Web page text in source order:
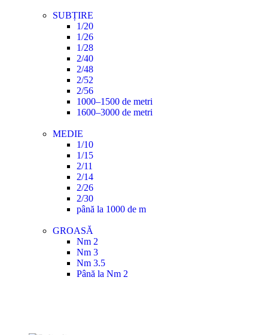
SUBȚIRE
1/20
1/26
1/28
2/40
2/48
2/52
2/56
1000–1500 de metri
1600–3000 de metri
MEDIE
1/10
1/15
2/11
2/14
2/26
2/30
până la 1000 de m
GROASĂ
Nm 2
Nm 3
Nm 3.5
Până la Nm 2